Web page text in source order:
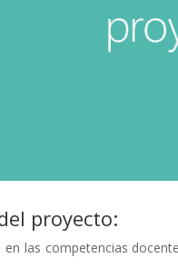
proyecto:
las competencias